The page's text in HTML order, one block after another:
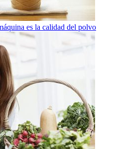
es la calidad del polvo